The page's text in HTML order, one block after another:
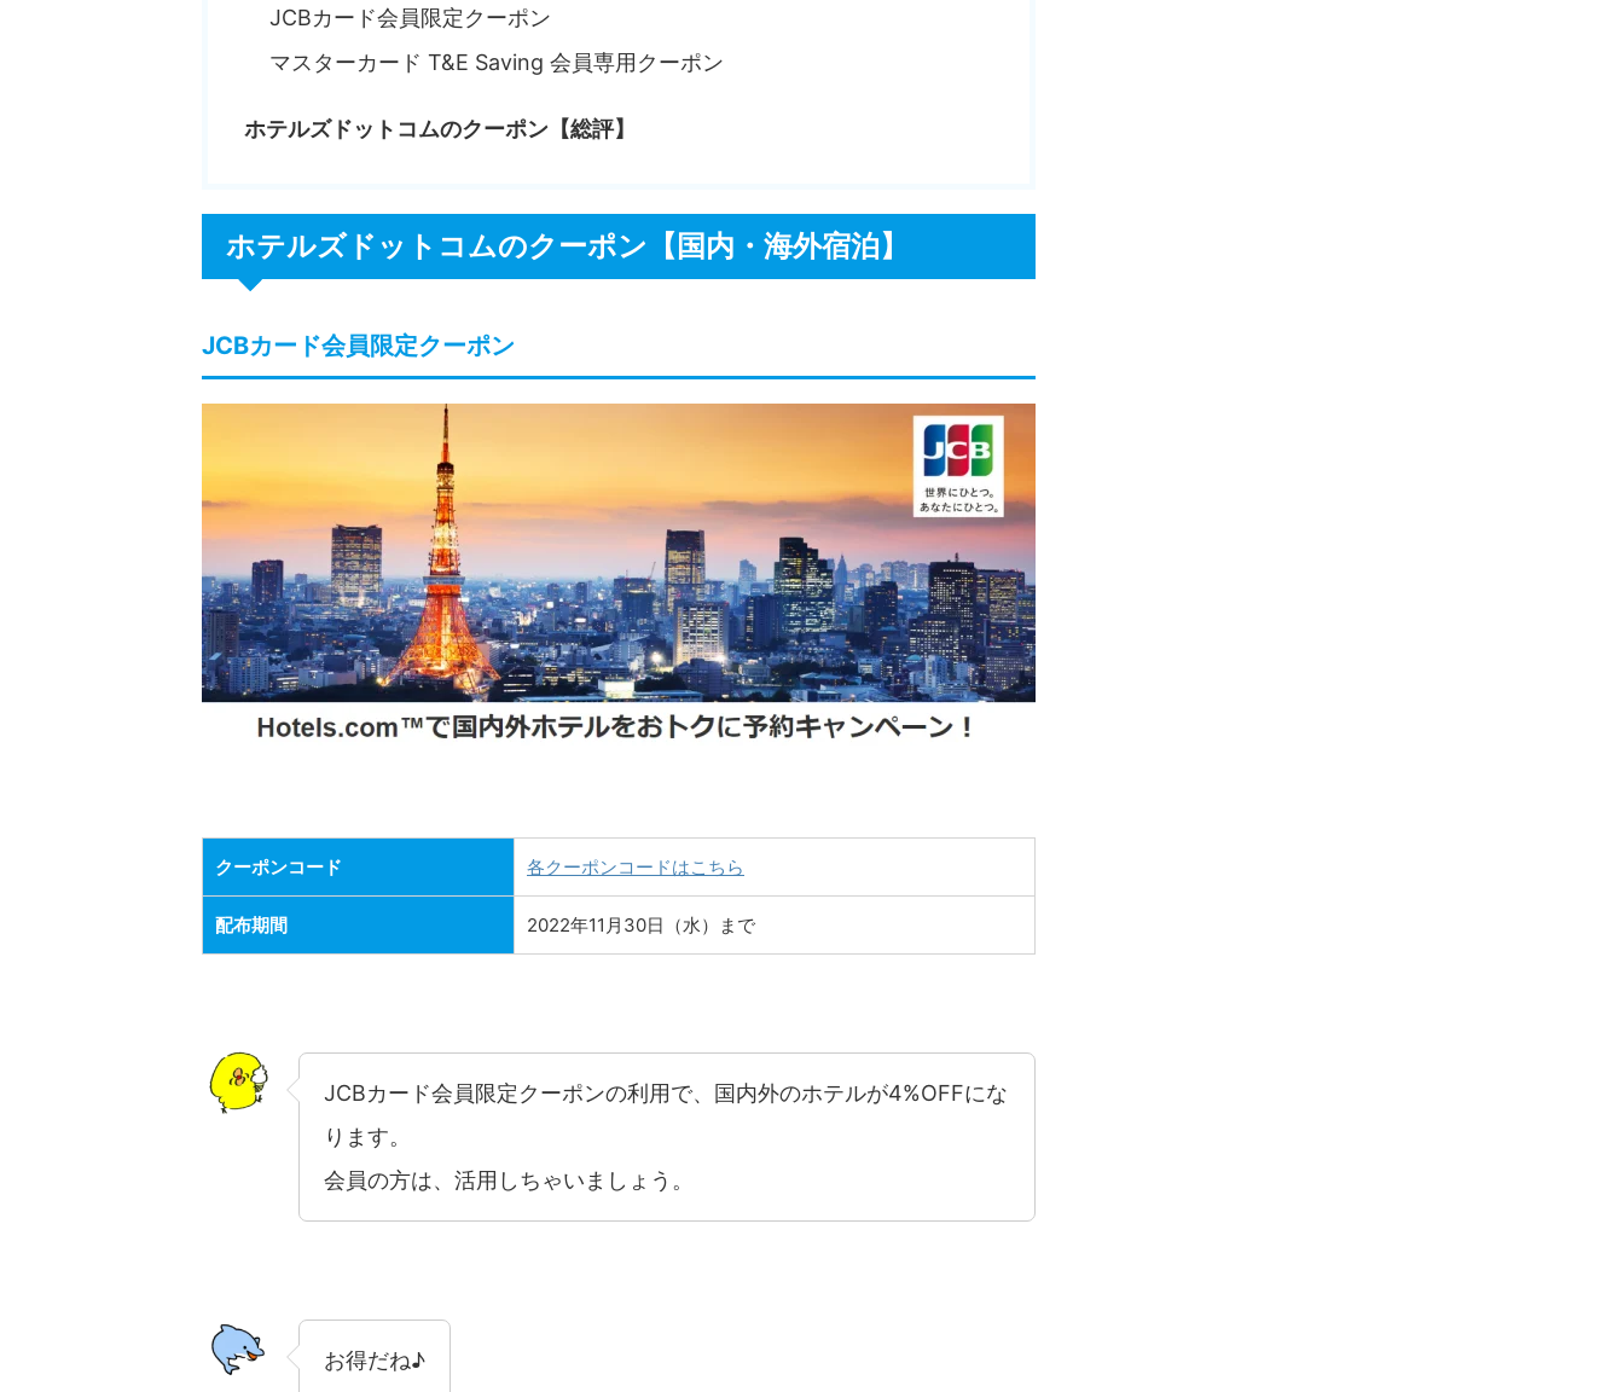
JCBカード会員限定クーポン
マスターカード T&E Saving 会員専用クーポン
ホテルズドットコムのクーポン【総評】
ホテルズドットコムのクーポン【国内・海外宿泊】
JCBカード会員限定クーポン
クーポンコード 各クーポンコードはこちら
配布期間 2022年11月30日（水）まで
JCBカード会員限定クーポンの利用で、国内外のホテルが4%OFFにな
ります。
会員の方は、活用しちゃいましょう。
お得だね♪